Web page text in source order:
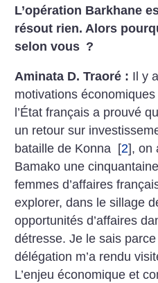
L’opération Barkhane
résout rien. Alors
selon vous ?
Aminata D. Traoré : Il y
motivations
l’État français a prouvé
un retour sur
bataille de Konna [2], on
Bamako une
femmes d’affaires
explorer, dans le sillage
opportunités d’affaires
détresse. Je le sais
délégation m’a rendu
L’enjeu économique et